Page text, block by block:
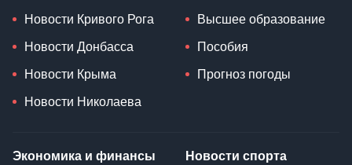
Новости Кривого Рога
Новости Донбасса
Новости Крыма
Новости Николаева
Высшее образование
Пособия
Прогноз погоды
Экономика и финансы Новости спорта